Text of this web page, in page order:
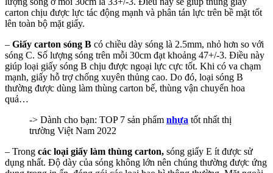
carton chịu được lực tác động mạnh và phân tán lực trên bề mặt tốt
lên toàn bộ mặt giấy.
– Giấy carton sóng B có chiều dày sóng là 2.5mm, nhỏ hơn so với
sóng C. Số lượng sóng trên mỗi 30cm đạt khoảng 47+/-3. Điều này
giúp loại giấy sóng B chịu được ngoại lực cực tốt. Khi có va chạm
mạnh, giấy hỗ trợ chống xuyên thủng cao. Do đó, loại sóng B
thường được dùng làm thùng carton bế, thùng vận chuyển hoa
quả…
-> Dành cho bạn: TOP 7 sản phẩm nhựa tốt nhất thị
trường Việt Nam 2022
– Trong các loại giấy làm thùng carton, sóng giấy E ít được sử
dụng nhất. Độ dày của sóng không lớn nên chúng thường được ứng